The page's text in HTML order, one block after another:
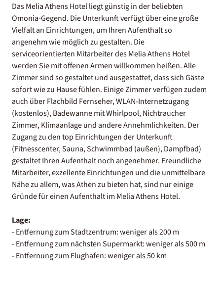
Das Melia Athens Hotel liegt günstig in der beliebten
Omonia-Gegend. Die Unterkunft verfügt über eine große
Vielfalt an Einrichtungen, um Ihren Aufenthalt so
angenehm wie möglich zu gestalten. Die
serviceorientierten Mitarbeiter des Melia Athens Hotel
werden Sie mit offenen Armen willkommen heißen. Alle
Zimmer sind so gestaltet und ausgestattet, dass sich Gäste
sofort wie zu Hause fühlen. Einige Zimmer verfügen zudem
auch über Flachbild Fernseher, WLAN-Internetzugang
(kostenlos), Badewanne mit Whirlpool, Nichtraucher
Zimmer, Klimaanlage und andere Annehmlichkeiten. Der
Zugang zu den top Einrichtungen der Unterkunft
(Fitnesscenter, Sauna, Schwimmbad (außen), Dampfbad)
gestaltet Ihren Aufenthalt noch angenehmer. Freundliche
Mitarbeiter, exzellente Einrichtungen und die unmittelbare
Nähe zu allem, was Athen zu bieten hat, sind nur einige
Gründe für einen Aufenthalt im Melia Athens Hotel.
Lage:
- Entfernung zum Stadtzentrum: weniger als 200 m
- Entfernung zum nächsten Supermarkt: weniger als 500 m
- Entfernung zum Flughafen: weniger als 50 km